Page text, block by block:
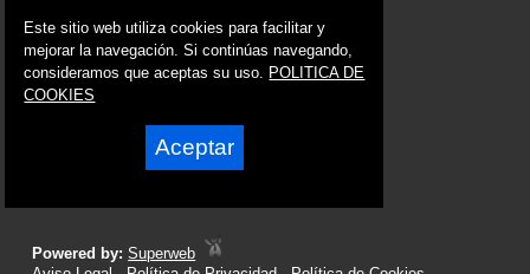
© 2006 - 2026 Portal de Ulea Noticias
info@portaldeulea.es
Síguenos en:
Powered by:Superweb
Este sitio web utiliza cookies para facilitar y
mejorar la navegación. Si continúas navegando,
consideramos que aceptas su uso. POLITICA DE
COOKIES
Aceptar